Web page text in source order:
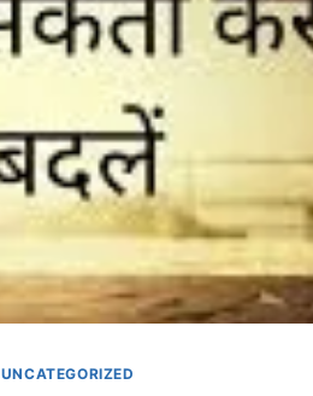
UNCATEGORIZED